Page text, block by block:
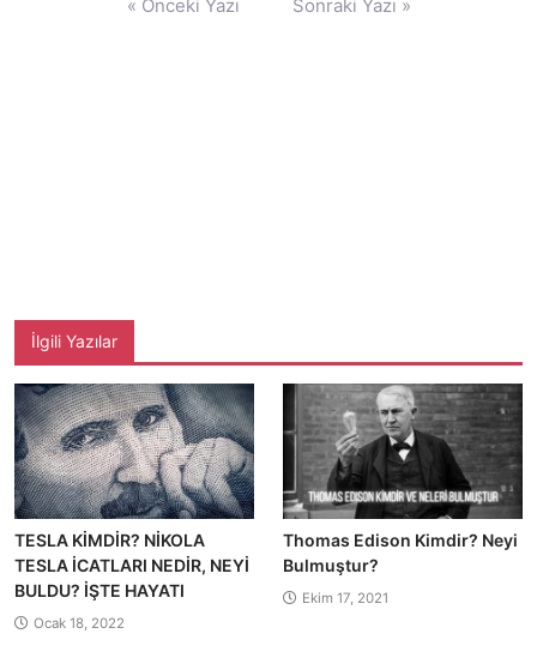
« Önceki Yazı Sonraki Yazı »
İlgili Yazılar
TESLA KİMDİR? NİKOLA
TESLA İCATLARI NEDİR, NEYİ
BULDU? İŞTE HAYATI
Ocak 18, 2022
Thomas Edison Kimdir? Neyi
Bulmuştur?
Ekim 17, 2021